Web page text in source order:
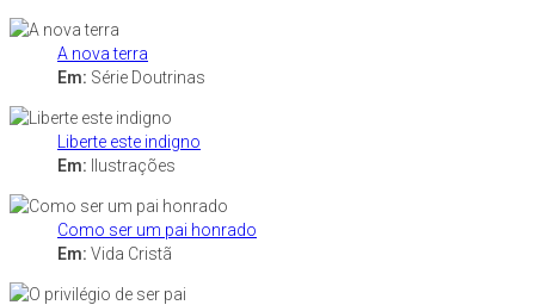
A nova terra
Em: Série Doutrinas
Liberte este indigno
Em: Ilustrações
Como ser um pai honrado
Em: Vida Cristã